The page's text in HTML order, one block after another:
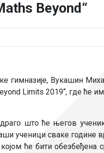
школе
директора
Beyond“
гимназије, Вукашин
Limits 2019“, где ће
што ће његов
ученици сваке године
ће бити обезбеђена